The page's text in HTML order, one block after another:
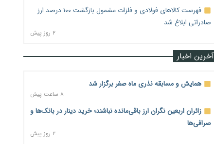
فهرست کالاهای فولادی و فلزات مشمول بازگشت ۱۰۰ درصد ارز
صادراتی ابلاغ شد
۲ روز پیش
آخرین اخبار
همایش و مسابقه نذری ماه صفر برگزار شد
۸ ساعت پیش
زائران اربعین نگران ارز باقی‌مانده نباشند؛ خرید دینار در بانک‌ها و
صرافی‌ها
۲ روز پیش